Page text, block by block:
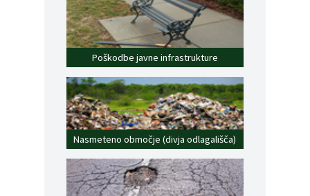
Poškodbe javne infrastrukture
Nasmeteno območje (divja odlagališča)